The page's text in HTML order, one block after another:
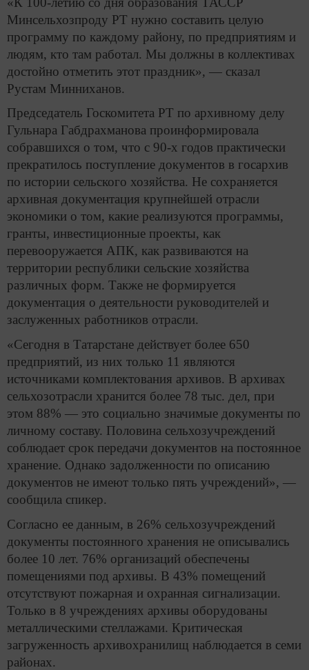
Минсельхозпроду РТ нужно составить целую
программу по каждому району, по предприятиям и
людям, кто там работал. Мы должны в коллективах
достойно отметить этот праздник», — сказал
Рустам Минниханов.
Председатель Госкомитета РТ по архивному делу
Гульнара Габдрахманова проинформировала
собравшихся о том, что с 90-х годов практически
прекратилось поступление документов в госархив
по истории сельского хозяйства. Не сохраняется
архивная документация крупнейшей отрасли
экономики о том, какие реализуются программы,
гранты, инвестиционные проекты, как
перевооружается АПК, как развиваются на
территории республики сельские хозяйства
различных форм. Также не формируется
документация о деятельности руководителей и
заслуженных работников отрасли.
«Сегодня в Татарстане действует более 650
предприятий, из них только 11 являются
источниками комплектования архивов. В архивах
сельхозотрасли хранится более 78 тыс. дел, при
этом 88% — это социально значимые документы по
личному составу. Половина сельхозучреждений
соблюдает срок передачи документов на постоянное
хранение. Однако задолженности по описанию
документов не имеют только пять учреждений», —
сообщила спикер.
Согласно ее данным, в 26% сельхозучреждений
документы постоянного хранения не описывались
более 10 лет. 76% организаций обеспечены
помещениями под архивы. В 43% помещений
отсутствуют пожарная и охранная сигнализации.
Только в 8 учреждениях архивы оборудованы
металлическими стеллажами. Критическая
загруженность архивохранилищ наблюдается в семи
районах.